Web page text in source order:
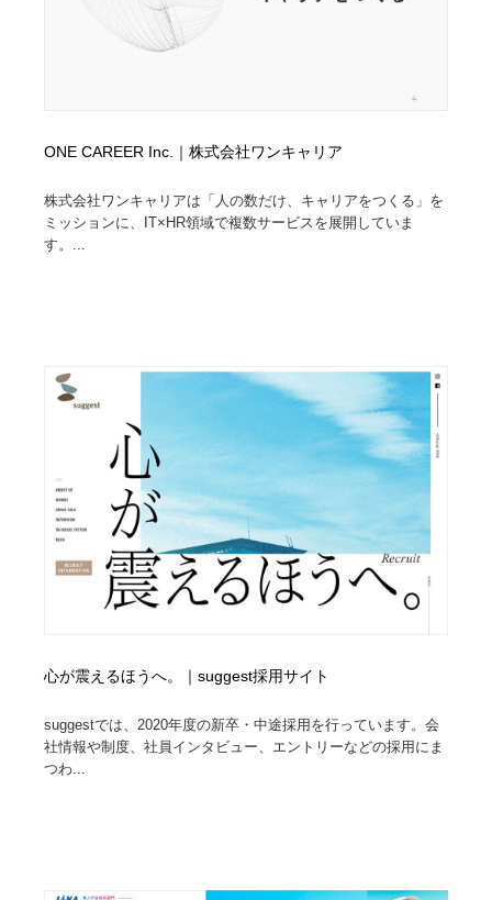
ONE CAREER Inc.｜株式会社ワンキャリア
株式会社ワンキャリアは「人の数だけ、キャリアをつくる」を
ミッションに、IT×HR領域で複数サービスを展開していま
す。...
心が震えるほうへ。｜suggest採用サイト
suggestでは、2020年度の新卒・中途採用を行っています。会
社情報や制度、社員インタビュー、エントリーなどの採用にま
つわ...